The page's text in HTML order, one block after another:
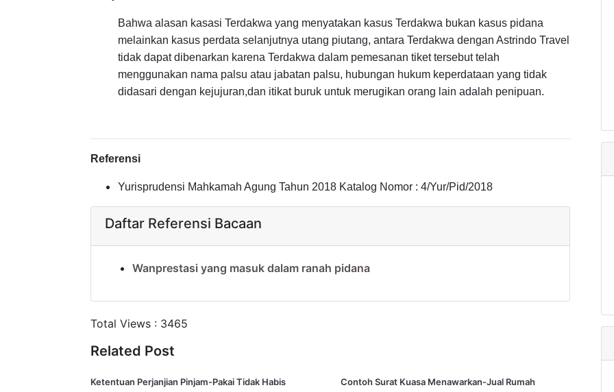
Bahwa alasan kasasi Terdakwa yang menyatakan kasus Terdakwa bukan kasus pidana
melainkan kasus perdata selanjutnya utang piutang, antara Terdakwa dengan Astrindo Travel
tidak dapat dibenarkan karena Terdakwa dalam pemesanan tiket tersebut telah
menggunakan nama palsu atau jabatan palsu, hubungan hukum keperdataan yang tidak
didasari dengan kejujuran,dan itikat buruk untuk merugikan orang lain adalah penipuan.
Referensi
Yurisprudensi Mahkamah Agung Tahun 2018 Katalog Nomor : 4/Yur/Pid/2018
Daftar Referensi Bacaan
Wanprestasi yang masuk dalam ranah pidana
Total Views : 3465
Related Post
Ketentuan Perjanjian Pinjam-Pakai Tidak Habis Contoh Surat Kuasa Menawarkan-Jual Rumah